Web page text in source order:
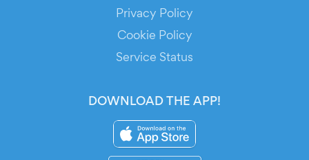
Privacy Policy
Cookie Policy
Service Status
DOWNLOAD THE APP!